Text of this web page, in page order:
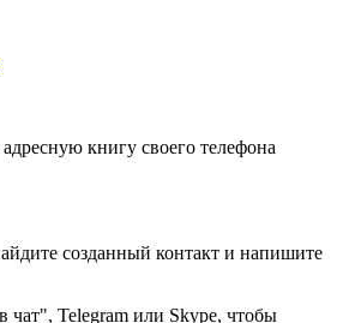
книгу своего телефона
созданный контакт и напишите
чат", Telegram или Skype, чтобы